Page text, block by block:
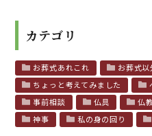
カテゴリ
お葬式あれこれ
お葬式
ちょっと考えてみました
事前相談
仏具 仏
神事
私の身の回り